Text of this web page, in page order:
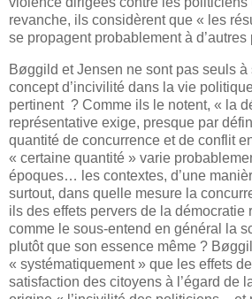
revanche, ils considèrent que « les
se propagent probablement à d’autres
Bøggild etJensen ne sont pas seuls à
concept d’incivilité dans la vie
pertinent ? Comme ils le notent, « la
représentative exige, presque par
quantité de concurrence et de conflit
« certaine quantité » varie
époques… les contextes, d’une
surtout, dans quelle mesure la
ils des effets pervers de la démocratie
comme le sous-entend en général la
plutôt que son essence même ?
« systématiquement » que les effets
satisfaction des citoyens à l’égard de